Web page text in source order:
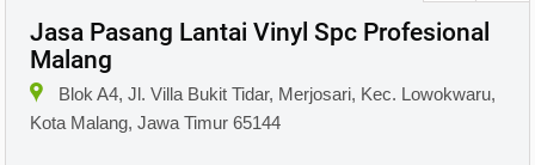
Jasa Pasang Lantai Vinyl Spc Profesional
Malang
Blok A4, Jl. Villa Bukit Tidar, Merjosari, Kec. Lowokwaru,
Kota Malang, Jawa Timur 65144